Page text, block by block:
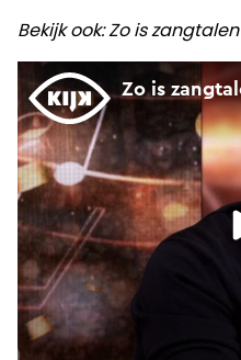
Bekijk ook: Zo is